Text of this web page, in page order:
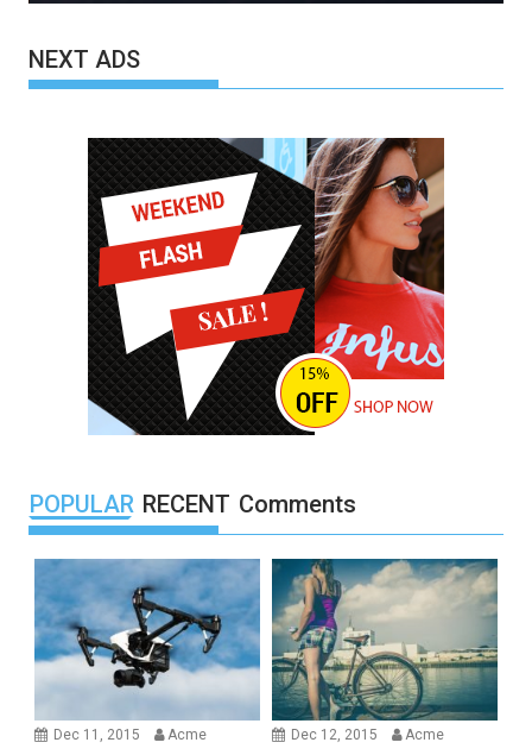
NEXT ADS
POPULAR RECENT Comments
Dec 11, 2015 Acme Dec 12, 2015 Acme